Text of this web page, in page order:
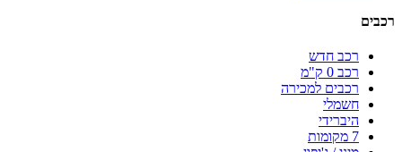
רכבים
רכב חדש
רכב 0 ק"מ
רכבים למכירה
חשמלי
היברידי
7 מקומות